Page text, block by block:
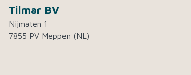
Tilmar BV
Nijmaten 1
7855 PV Meppen (NL)